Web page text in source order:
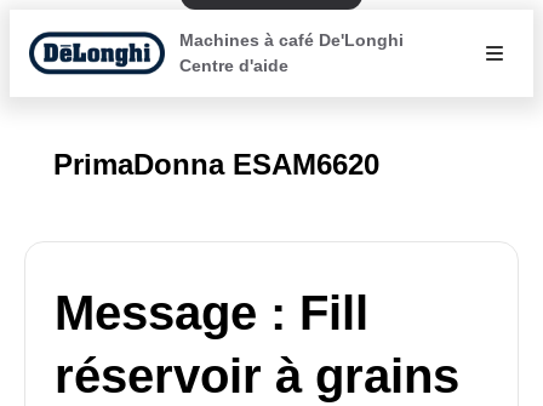
Machines à café De'Longhi
Centre d'aide
PrimaDonna ESAM6620
Message : Fill
réservoir à grains